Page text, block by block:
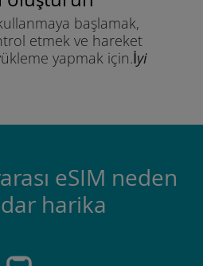
başlamak,
etmek ve hareket
yapmak için.İyi
eSIM neden
harika